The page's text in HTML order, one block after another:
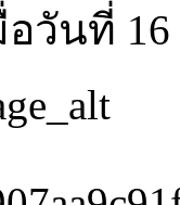
วันที่